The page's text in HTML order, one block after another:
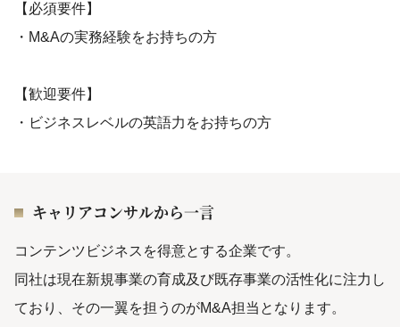
【必須要件】
・M&Aの実務経験をお持ちの方
【歓迎要件】
・ビジネスレベルの英語力をお持ちの方
キャリアコンサルから一言
コンテンツビジネスを得意とする企業です。
同社は現在新規事業の育成及び既存事業の活性化に注力し
ており、その一翼を担うのがM&A担当となります。